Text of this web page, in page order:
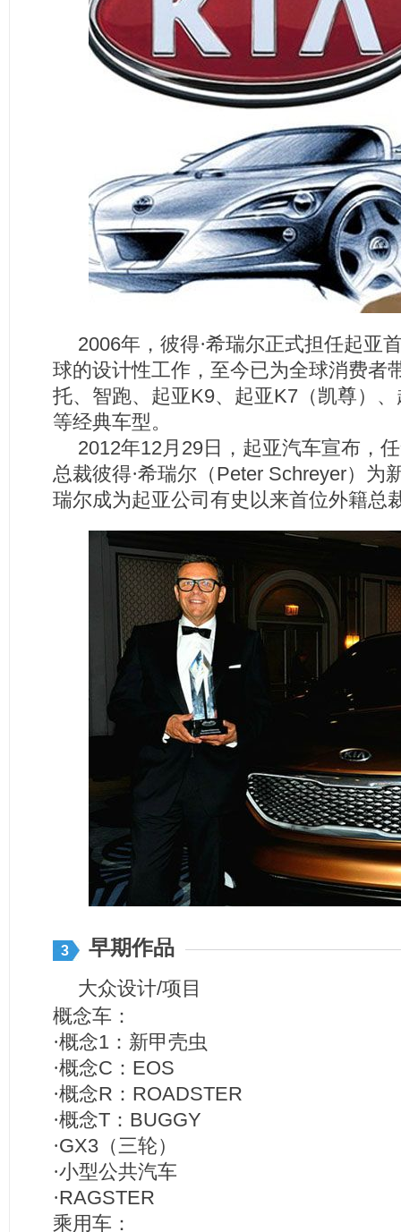
2006年，彼得·希瑞尔正式担任起亚
球的设计性工作，至今已为全球消费者
托、智跑、起亚K9、起亚K7 （凯尊）
等经典车型。
2012年12月 29日 ，起亚汽车宣布，
总裁彼得·希瑞尔（Peter Schreyer）为
瑞尔成为起亚公司有史以来首位外籍总
3 早期作品
大众设计/项目
概念车：
·概念1 ：新甲壳虫
·概念C ： EOS
·概念R ： ROADSTER
·概念T ： BUGGY
·GX3 （三轮）
·小型公共汽车
·RAGSTER
乘用车：